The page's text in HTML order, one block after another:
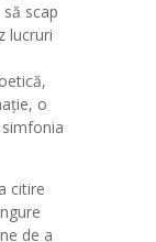
scap
lucruri
o
citire
de a